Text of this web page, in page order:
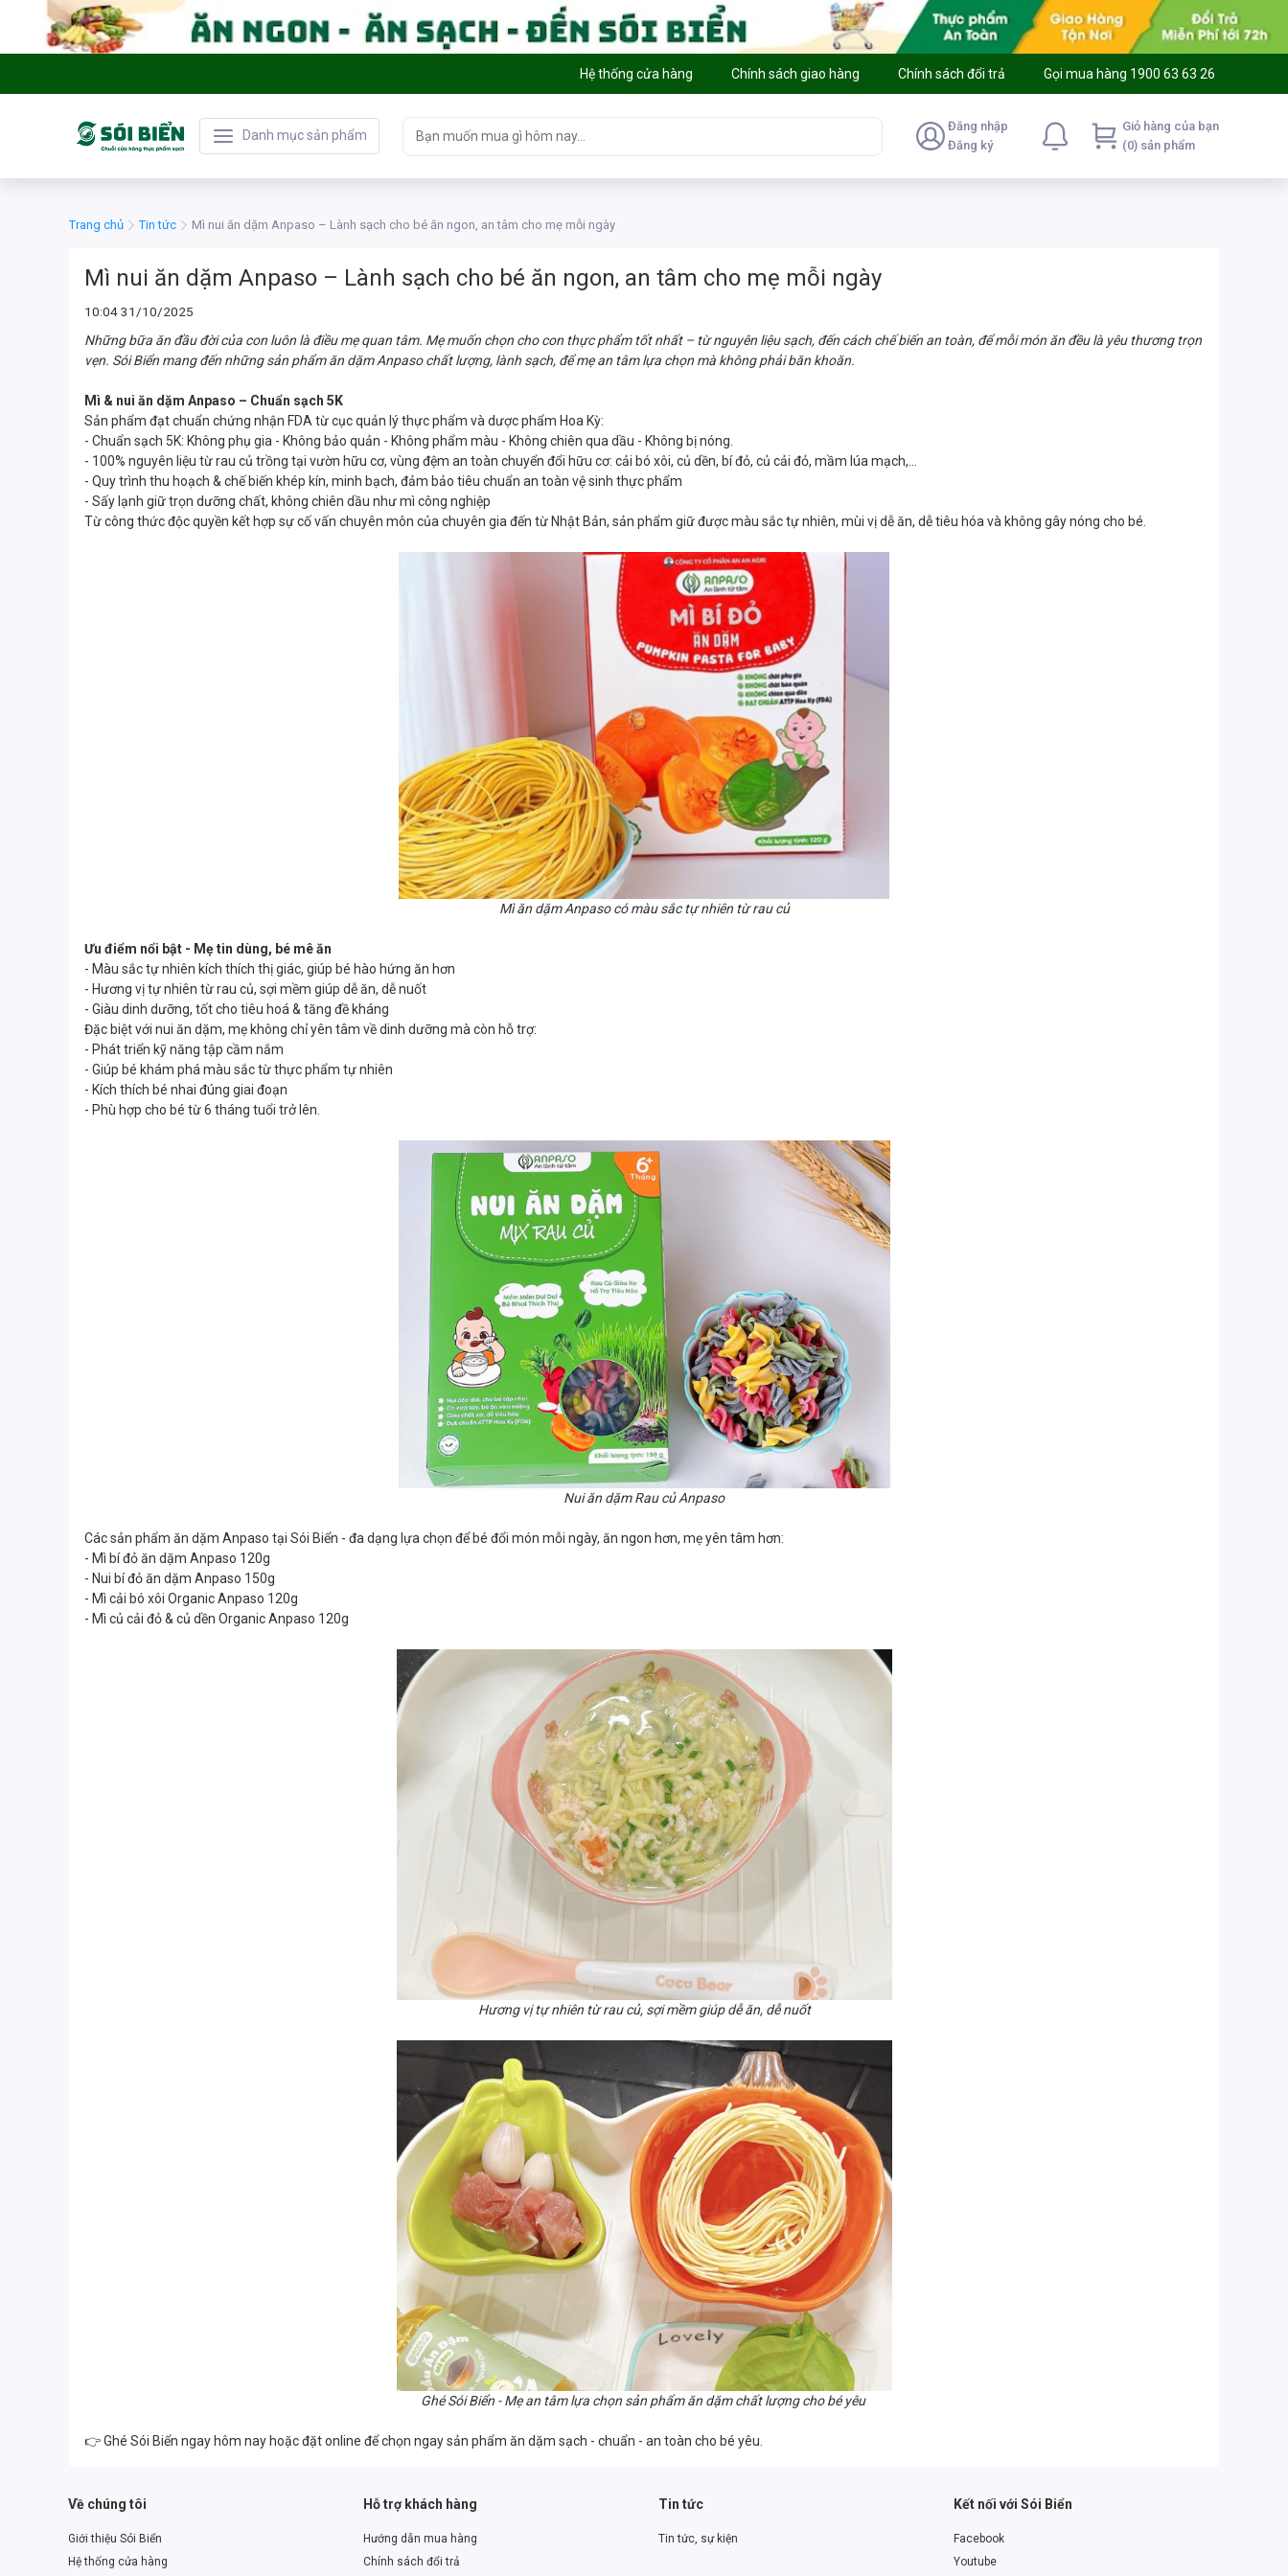
Hệ thống cửa hàng Chính sách giao hàng Chính sách đổi trả Gọi mua hàng 1900 63 63 26
Danh mục sản phẩm
Đăng nhập
Đăng ký
Giỏ hàng của bạn
(0) sản phẩm
Trang chủ Tin tức Mì nui ăn dặm Anpaso – Lành sạch cho bé ăn ngon, an tâm cho mẹ mỗi ngày
Mì nui ăn dặm Anpaso – Lành sạch cho bé ăn ngon, an tâm cho mẹ mỗi ngày
10:04 31/10/2025
Những bữa ăn đầu đời của con luôn là điều mẹ quan tâm. Mẹ muốn chọn cho con thực phẩm tốt nhất – từ nguyên liệu sạch, đến cách chế biến an toàn, để mỗi món ăn đều là yêu thương trọn
vẹn. Sói Biển mang đến những sản phẩm ăn dặm Anpaso chất lượng, lành sạch, để mẹ an tâm lựa chọn mà không phải băn khoăn.
Mì & nui ăn dặm Anpaso – Chuẩn sạch 5K
Sản phẩm đạt chuẩn chứng nhận FDA từ cục quản lý thực phẩm và dược phẩm Hoa Kỳ:
- Chuẩn sạch 5K: Không phụ gia - Không bảo quản - Không phẩm màu - Không chiên qua dầu - Không bị nóng.
- 100% nguyên liệu từ rau củ trồng tại vườn hữu cơ, vùng đệm an toàn chuyển đổi hữu cơ: cải bó xôi, củ dền, bí đỏ, củ cải đỏ, mầm lúa mạch,...
- Quy trình thu hoạch & chế biến khép kín, minh bạch, đảm bảo tiêu chuẩn an toàn vệ sinh thực phẩm
- Sấy lạnh giữ trọn dưỡng chất, không chiên dầu như mì công nghiệp
Từ công thức độc quyền kết hợp sự cố vấn chuyên môn của chuyên gia đến từ Nhật Bản, sản phẩm giữ được màu sắc tự nhiên, mùi vị dễ ăn, dễ tiêu hóa và không gây nóng cho bé.
Mì ăn dặm Anpaso có màu sắc tự nhiên từ rau củ
Ưu điểm nổi bật - Mẹ tin dùng, bé mê ăn
- Màu sắc tự nhiên kích thích thị giác, giúp bé hào hứng ăn hơn
- Hương vị tự nhiên từ rau củ, sợi mềm giúp dễ ăn, dễ nuốt
- Giàu dinh dưỡng, tốt cho tiêu hoá & tăng đề kháng
Đặc biệt với nui ăn dặm, mẹ không chỉ yên tâm về dinh dưỡng mà còn hỗ trợ:
- Phát triển kỹ năng tập cầm nắm
- Giúp bé khám phá màu sắc từ thực phẩm tự nhiên
- Kích thích bé nhai đúng giai đoạn
- Phù hợp cho bé từ 6 tháng tuổi trở lên.
Nui ăn dặm Rau củ Anpaso
Các sản phẩm ăn dặm Anpaso tại Sói Biển - đa dạng lựa chọn để bé đổi món mỗi ngày, ăn ngon hơn, mẹ yên tâm hơn:
- Mì bí đỏ ăn dặm Anpaso 120g
- Nui bí đỏ ăn dặm Anpaso 150g
- Mì cải bó xôi Organic Anpaso 120g
- Mì củ cải đỏ & củ dền Organic Anpaso 120g
Hương vị tự nhiên từ rau củ, sợi mềm giúp dễ ăn, dễ nuốt
Ghé Sói Biển - Mẹ an tâm lựa chọn sản phẩm ăn dặm chất lượng cho bé yêu
👉 Ghé Sói Biển ngay hôm nay hoặc đặt online để chọn ngay sản phẩm ăn dặm sạch - chuẩn - an toàn cho bé yêu.
Về chúng tôi
Giới thiệu Sói Biển
Hệ thống cửa hàng
Hỗ trợ khách hàng
Hướng dẫn mua hàng
Chính sách đổi trả
Tin tức
Tin tức, sự kiện
Kết nối với Sói Biển
Facebook
Youtube